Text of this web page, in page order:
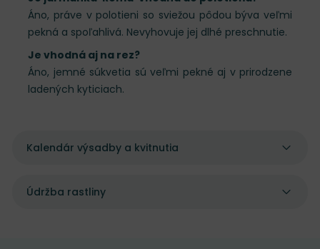
Áno, práve v polotieni so sviežou pôdou býva veľmi
pekná a spoľahlivá. Nevyhovuje jej dlhé preschnutie.
Je vhodná aj na rez?
Áno, jemné súkvetia sú veľmi pekné aj v prirodzene
ladených kyticiach.
Kalendár výsadby a kvitnutia
Údržba rastliny